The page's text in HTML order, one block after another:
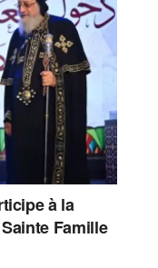
à la
Famille